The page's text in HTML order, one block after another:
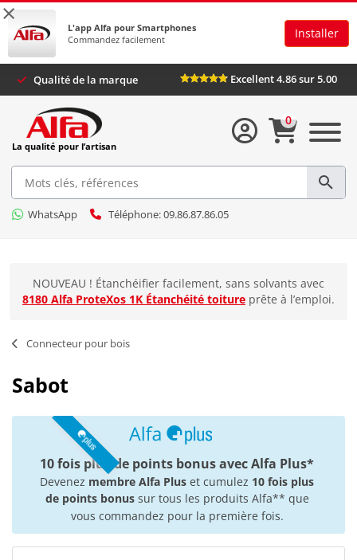
×
L'app Alfa pour Smartphones
Commandez facilement
Installer
Qualité de la marque Excellent 4.86 sur 5.00
La qualité pour l’artisan
WhatsApp Téléphone: 09.86.87.86.05
0
NOUVEAU ! Étanchéifier facilement, sans solvants avec
8180 Alfa ProteXos 1K Étanchéité toiture prête à l’emploi.
Connecteur pour bois
Sabot
10 fois plus de points bonus avec Alfa Plus*
Devenez membre Alfa Plus et cumulez 10 fois plus
de points bonussur tous les produits Alfa** que
vous commandez pour la première fois.